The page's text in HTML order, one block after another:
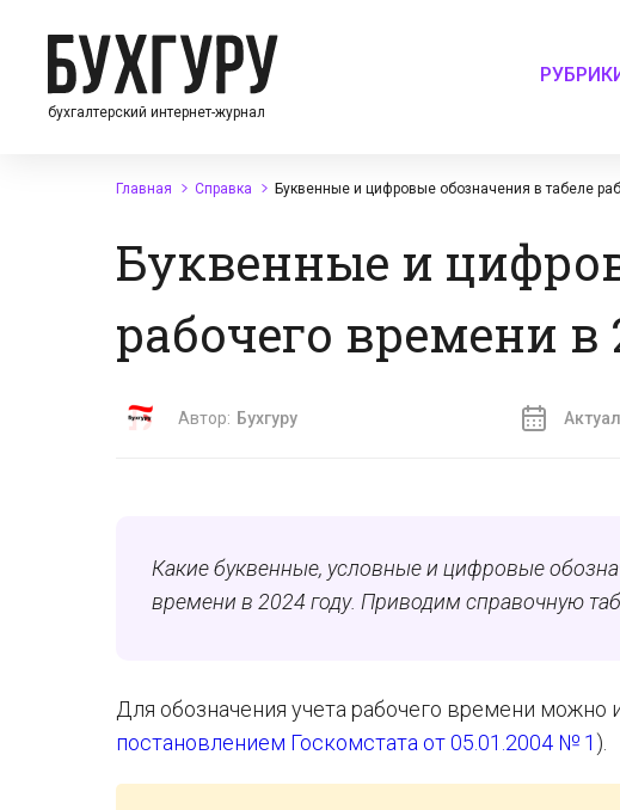
бухгалтерский интернет-журнал
Главная Справка Буквенные и цифровые обозначения в табеле
Буквенные и
рабочего времени в
Автор: Бухгуру
Какие буквенные, условные и цифровые
времени в 2024 году. Приводим справочную
Для обозначения учета рабочего времени можно
постановлением Госкомстата от 05.01.2004 № 1 ).